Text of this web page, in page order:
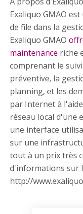
Exaliquo GMAO
de file dans la
Exaliquo GMAO
maintenance riche
comprenant le
préventive, la
planning, et les
par Internet à
réseau local d'une
une interface
sur une
tout à un prix très
d'informations sur
http://